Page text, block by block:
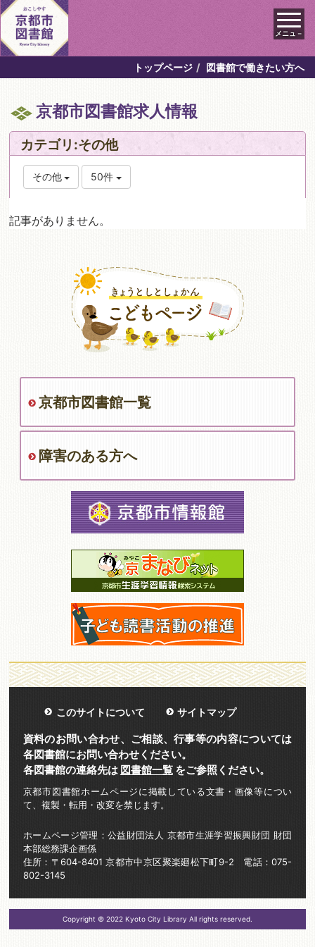
メニュ－
トップページ 図書館で働きたい方へ
京都市図書館求人情報
カテゴリ:その他
その他 50件
記事がありません。
京都市図書館一覧
障害のある方へ
このサイトについて サイトマップ
資料のお問い合わせ、ご相談、行事等の内容については
各図書館にお問い合わせください。
各図書館の連絡先は 図書館一覧をご参照ください。
京都市図書館ホームページに掲載している文書・画像等につい
て、複製・転用・改変を禁じます。
ホームページ管理：公益財団法人 京都市生涯学習振興財団 財団
本部総務課企画係
住所：〒604-8401 京都市中京区聚楽廻松下町9-2 電話：075-
802-3145
Copyright © 2022 Kyoto City Library All rights reserved.